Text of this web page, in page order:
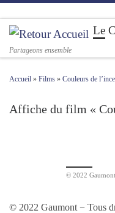
Passer au contenu
Le
Partageons ensemble
Accueil » Films » Couleurs de
Affiche du film «
© 2022 Gaumont
© 2022 Gaumont − Tous